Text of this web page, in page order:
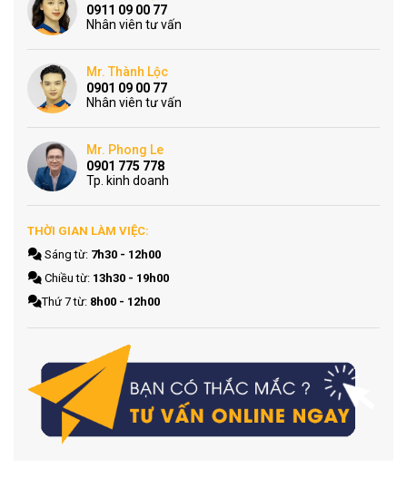
0911 09 00 77
Nhân viên tư vấn
Mr. Thành Lộc
0901 09 00 77
Nhân viên tư vấn
Mr. Phong Le
0901 775 778
Tp. kinh doanh
THỜI GIAN LÀM VIỆC:
Sáng từ: 7h30 - 12h00
Chiều từ: 13h30 - 19h00
Thứ 7 từ: 8h00 - 12h00